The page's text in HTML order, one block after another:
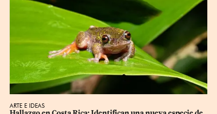
ARTE E IDEAS